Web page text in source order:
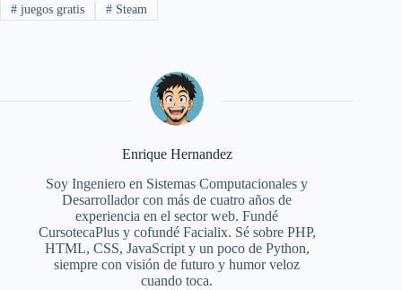
#juegos gratis #Steam
Enrique Hernandez
Soy Ingeniero en Sistemas Computacionales y
Desarrollador con más de cuatro años de
experiencia en el sector web. Fundé
CursotecaPlus y cofundé Facialix. Sé sobre PHP,
HTML, CSS, JavaScript y un poco de Python,
siempre con visión de futuro y humor veloz
cuando toca.